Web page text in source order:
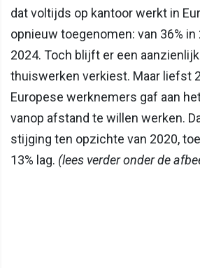
dat voltijds op kantoor werkt in
opnieuw toegenomen: van 36% in
2024. Toch blijft er een
thuiswerken verkiest. Maar liefst
Europese werknemers gaf aan
vanop afstand te willen werken.
stijging ten opzichte van 2020,
13% lag. (lees verder onder de